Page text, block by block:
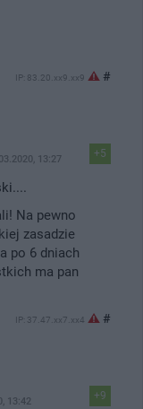
IP: 83.20.xx9.xx9 #
+5
13:27
Na pewno
zasadzie
po 6 dniach
ma pan
IP: 37.47.xx7.xx4 #
+9
13:42